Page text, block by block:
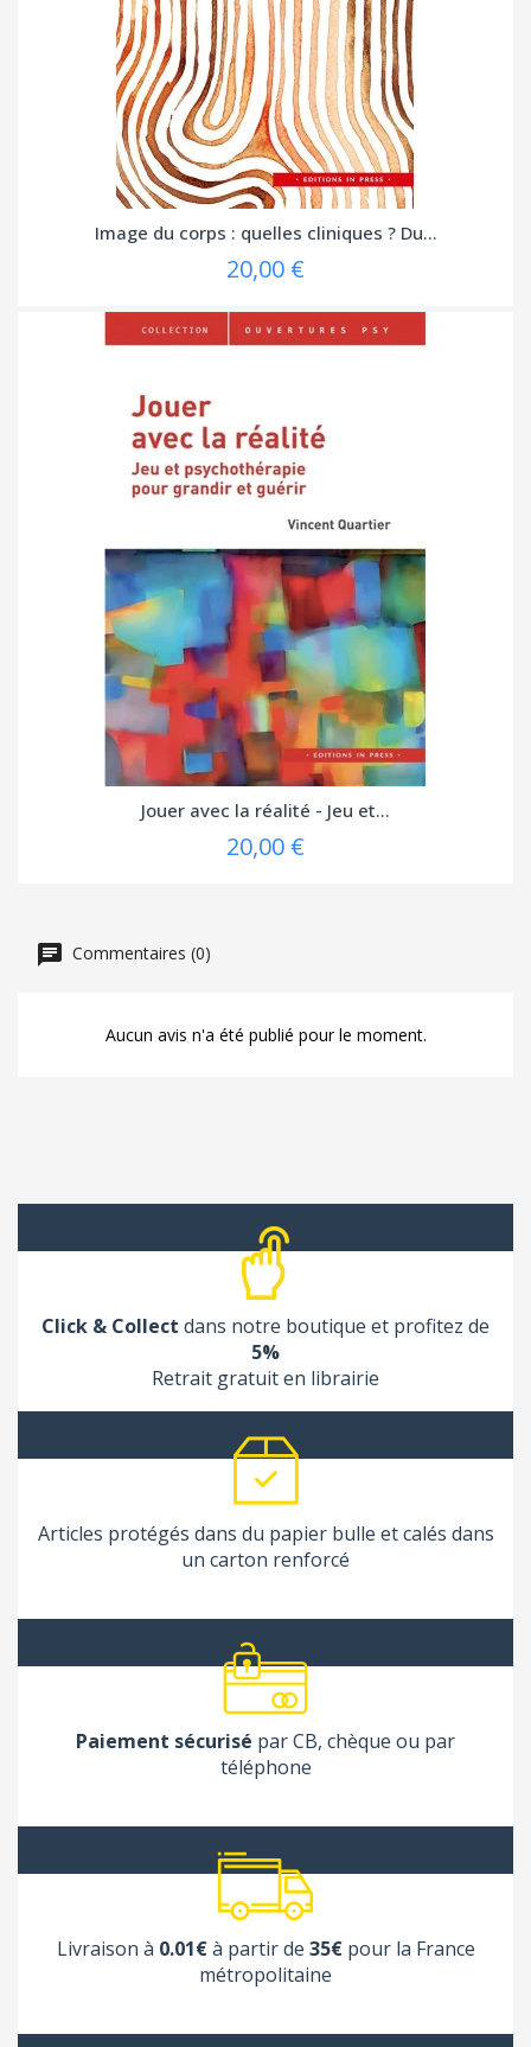
Image du corps : quelles cliniques ? Du...
20,00 €
Jouer avec la réalité - Jeu et...
20,00 €
Commentaires (0)
Aucun avis n'a été publié pour le moment.
Click & Collect dans notre boutique et profitez de
5%
Retrait gratuit en librairie
Articles protégés dans du papier bulle et calés dans
un carton renforcé
Paiement sécurisé par CB, chèque ou par
téléphone
Livraison à 0.01€à partir de 35€pour la France
métropolitaine